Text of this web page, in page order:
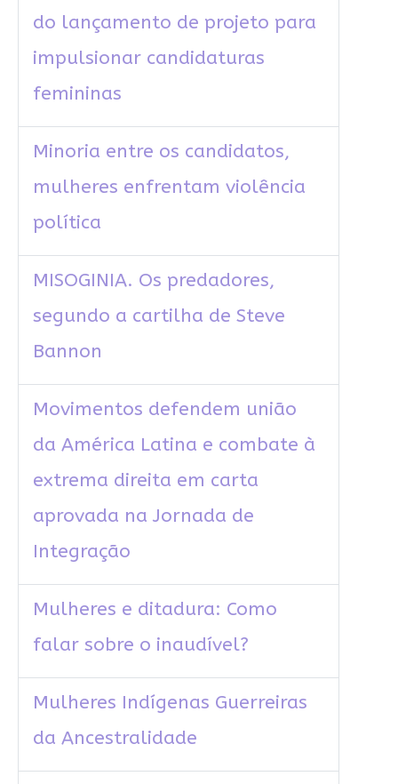
do lançamento de projeto para
impulsionar candidaturas
femininas
Minoria entre os candidatos,
mulheres enfrentam violência
política
MISOGINIA. Os predadores,
segundo a cartilha de Steve
Bannon
Movimentos defendem união
da América Latina e combate à
extrema direita em carta
aprovada na Jornada de
Integração
Mulheres e ditadura: Como
falar sobre o inaudível?
Mulheres Indígenas Guerreiras
da Ancestralidade